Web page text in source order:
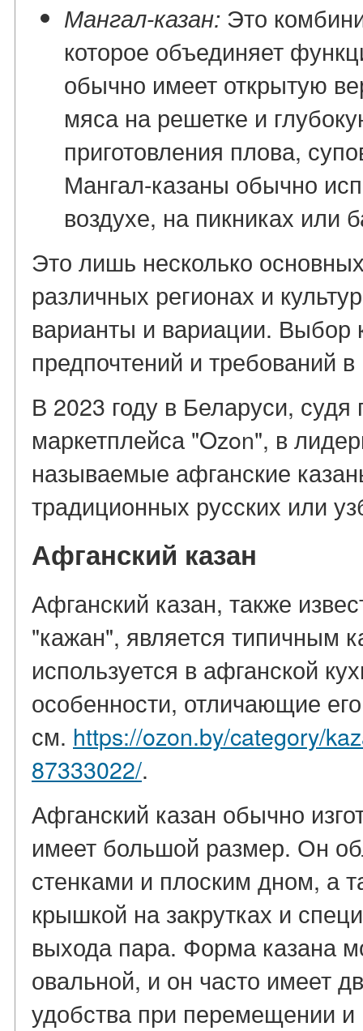
Мангал-казан: Это
которое объединяет
обычно имеет открытую
мяса на решетке и
приготовления плова,
Мангал-казаны обычно
воздухе, на пикниках или
Это лишь несколько
различных регионах и
варианты и вариации. Выбор
предпочтений и требований
В 2023 году в Беларуси, судя
маркетплейса "Ozon", в
называемые афганские
традиционных русских или
Афганский казан
Афганский казан, также
"кажан", является типичным
используется в афганской
особенности, отличающие
см. https://ozon.by/category/
87333022/.
Афганский казан обычно
имеет большой размер. Он
стенками и плоским дном, а
крышкой на закрутках и
выхода пара. Форма казана
овальной, и он часто имеет
удобства при перемещении